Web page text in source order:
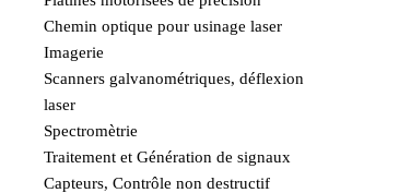
Chemin optique pour usinage laser
Imagerie
Scanners galvanométriques, déflexion
laser
Spectromètrie
Traitement et Génération de signaux
Capteurs, Contrôle non destructif